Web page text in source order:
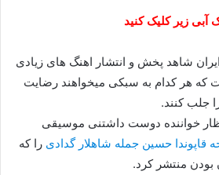
آبی زیر کلیک کنید
شاهد پخش و انتشار اهنگ های زیادی
که هر کدام به سبکی میخواهند رضایت
جلب کنند.
خواننده دوست داشتنی موسیقی
قاپوندا حسین جمله شاهلار گدادی را که
منتشر کرد.